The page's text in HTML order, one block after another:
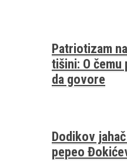
Patriotizam
tišini: O
da govore
Dodikov
pepeo